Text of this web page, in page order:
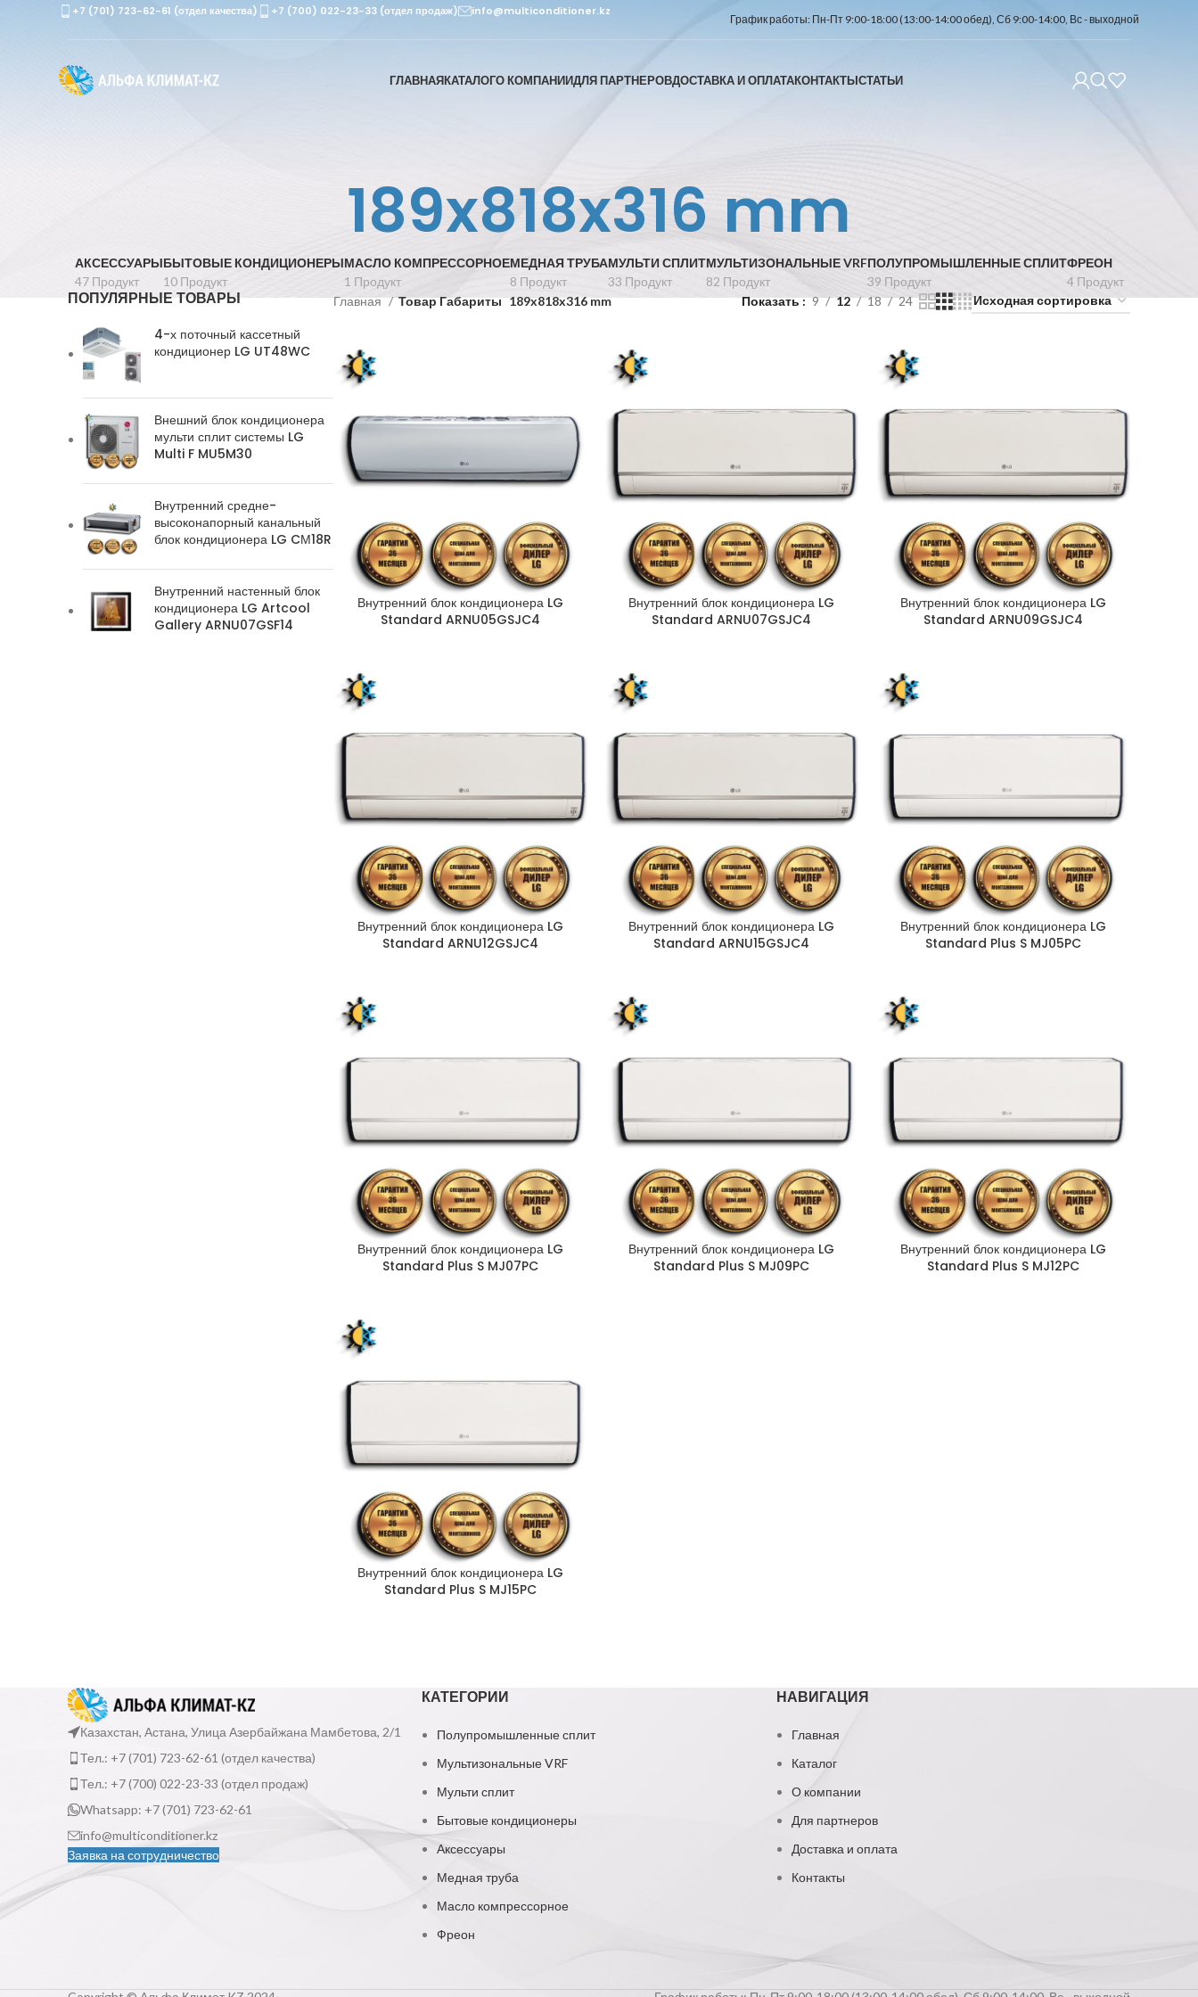
+7 (701) 723-62-61 (отдел качества) +7 (700) 022-23-33 (отдел продаж) info@multiconditioner.kz
График работы: Пн-Пт 9:00-18:00 (13:00-14:00 обед), Сб 9:00-14:00, Вс - выходной
ГЛАВНАЯКАТАЛОГО КОМПАНИИДЛЯ ПАРТНЕРОВДОСТАВКА И ОПЛАТАКОНТАКТЫСТАТЬИ
189x818x316 mm
АКСЕССУАРЫ
47 Продукт
БЫТОВЫЕ КОНДИЦИОНЕРЫ
10 Продукт
МАСЛО КОМПРЕССОРНОЕ
1 Продукт
МЕДНАЯ ТРУБА
8 Продукт
МУЛЬТИ СПЛИТ
33 Продукт
МУЛЬТИЗОНАЛЬНЫЕ VRF
82 Продукт
ПОЛУПРОМЫШЛЕННЫЕ СПЛИТ
39 Продукт
ФРЕОН
4 Продукт
ПОПУЛЯРНЫЕ ТОВАРЫ
4-х поточный кассетный
кондиционер LG UT48WC
Внешний блок кондиционера
мульти сплит системы LG
Multi F MU5M30
Внутренний средне-
высоконапорный канальный
блок кондиционера LG CМ18R
Внутренний настенный блок
кондиционера LG Artcool
Gallery ARNU07GSF14
Главная Товар Габариты 189x818x316 mm Показать 9 12 18 24
Внутренний блок кондиционера LG
Standard ARNU05GSJC4
Внутренний блок кондиционера LG
Standard ARNU07GSJC4
Внутренний блок кондиционера LG
Standard ARNU09GSJC4
Внутренний блок кондиционера LG
Standard ARNU12GSJC4
Внутренний блок кондиционера LG
Standard ARNU15GSJC4
Внутренний блок кондиционера LG
Standard Plus S MJ05PC
Внутренний блок кондиционера LG
Standard Plus S MJ07PC
Внутренний блок кондиционера LG
Standard Plus S MJ09PC
Внутренний блок кондиционера LG
Standard Plus S MJ12PC
Внутренний блок кондиционера LG
Standard Plus S MJ15PC
Казахстан, Астана, Улица Азербайжана Мамбетова, 2/1
Тел.: +7 (701) 723-62-61 (отдел качества)
Тел.: +7 (700) 022-23-33 (отдел продаж)
Whatsapp: +7 (701) 723-62-61
info@multiconditioner.kz
Заявка на сотрудничество
КАТЕГОРИИ
Полупромышленные сплит
Мультизональные VRF
Мульти сплит
Бытовые кондиционеры
Аксессуары
Медная труба
Масло компрессорное
Фреон
НАВИГАЦИЯ
Главная
Каталог
О компании
Для партнеров
Доставка и оплата
Контакты